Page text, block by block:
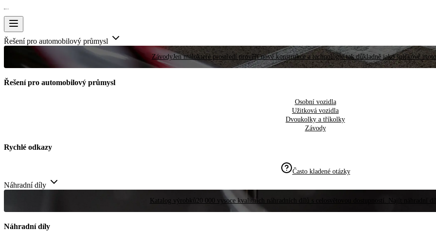
Řešení pro automobilový průmysl
ZávodyJen málokteré prostředí prověří nové konstrukce a technologie tak důkladně jako špičkové
Řešení pro automobilový průmysl
Osobní vozidla
Užitková vozidla
Dvoukolky a tříkolky
Závody
Rychlé odkazy
Často kladené otázky
Náhradní díly
Katalog výrobků20 000 vysoce kvalitních náhradních dílů s celosvětovou dostupností. Najít náhradní
Náhradní díly